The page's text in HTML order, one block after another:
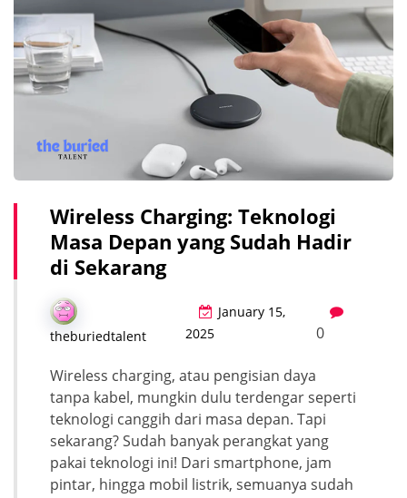
Wireless Charging: Teknologi
Masa Depan yang Sudah Hadir
di Sekarang
theburiedtalent
January 15,
2025
0
Wireless charging, atau pengisian daya
tanpa kabel, mungkin dulu terdengar seperti
teknologi canggih dari masa depan. Tapi
sekarang? Sudah banyak perangkat yang
pakai teknologi ini! Dari smartphone, jam
pintar, hingga mobil listrik, semuanya sudah